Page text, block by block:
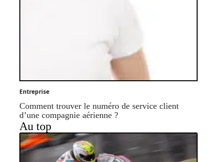
Entreprise
Comment trouver le numéro de service client
d’une compagnie aérienne ?
Au top